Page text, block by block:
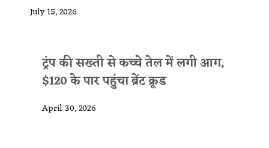
July 15, 2026
ट्रंप की सख्ती से कच्चे तेल में लगी आग,
$120 के पार पहुंचा ब्रेंट क्रूड
April 30, 2026